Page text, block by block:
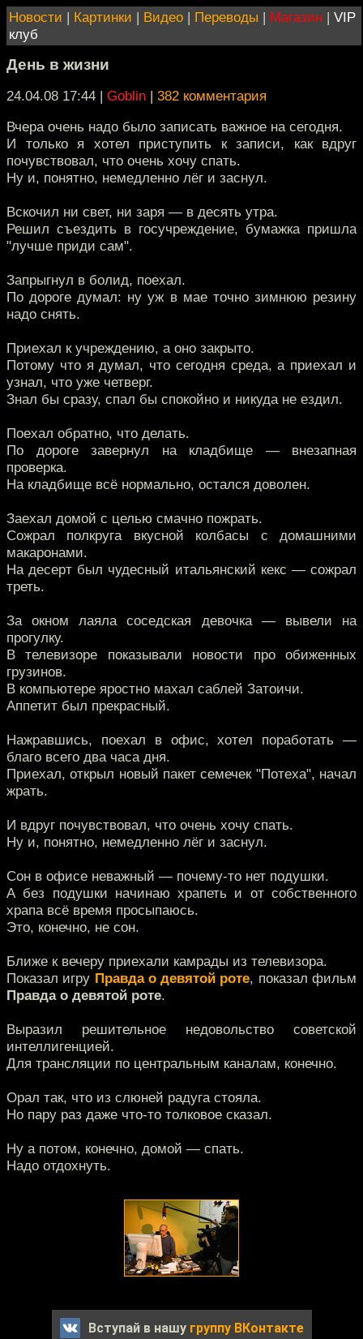
Новости | Картинки | Видео | Переводы | Магазин | VIP
клуб
День в жизни
24.04.08 17:44 | Goblin | 382 комментария
Вчера очень надо было записать важное на сегодня.
И только я хотел приступить к записи, как вдруг
почувствовал, что очень хочу спать.
Ну и, понятно, немедленно лёг и заснул.
Вскочил ни свет, ни заря — в десять утра.
Решил съездить в госучреждение, бумажка пришла
"лучше приди сам".
Запрыгнул в болид, поехал.
По дороге думал: ну уж в мае точно зимнюю резину
надо снять.
Приехал к учреждению, а оно закрыто.
Потому что я думал, что сегодня среда, а приехал и
узнал, что уже четверг.
Знал бы сразу, спал бы спокойно и никуда не ездил.
Поехал обратно, что делать.
По дороге завернул на кладбище — внезапная
проверка.
На кладбище всё нормально, остался доволен.
Заехал домой с целью смачно пожрать.
Сожрал полкруга вкусной колбасы с домашними
макаронами.
На десерт был чудесный итальянский кекс — сожрал
треть.
За окном лаяла соседская девочка — вывели на
прогулку.
В телевизоре показывали новости про обиженных
грузинов.
В компьютере яростно махал саблей Затоичи.
Аппетит был прекрасный.
Нажравшись, поехал в офис, хотел поработать —
благо всего два часа дня.
Приехал, открыл новый пакет семечек "Потеха", начал
жрать.
И вдруг почувствовал, что очень хочу спать.
Ну и, понятно, немедленно лёг и заснул.
Сон в офисе неважный — почему-то нет подушки.
А без подушки начинаю храпеть и от собственного
храпа всё время просыпаюсь.
Это, конечно, не сон.
Ближе к вечеру приехали камрады из телевизора.
Показал игру Правда о девятой роте, показал фильм
Правда о девятой роте.
Выразил решительное недовольство советской
интеллигенцией.
Для трансляции по центральным каналам, конечно.
Орал так, что из слюней радуга стояла.
Но пару раз даже что-то толковое сказал.
Ну а потом, конечно, домой — спать.
Надо отдохнуть.
Вступай в нашу группу ВКонтакте